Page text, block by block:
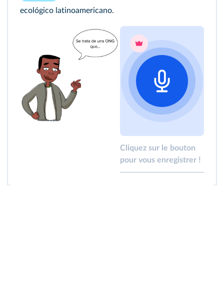
ecológico latinoamericano.
Cliquez sur le bouton
pour vous enregistrer !